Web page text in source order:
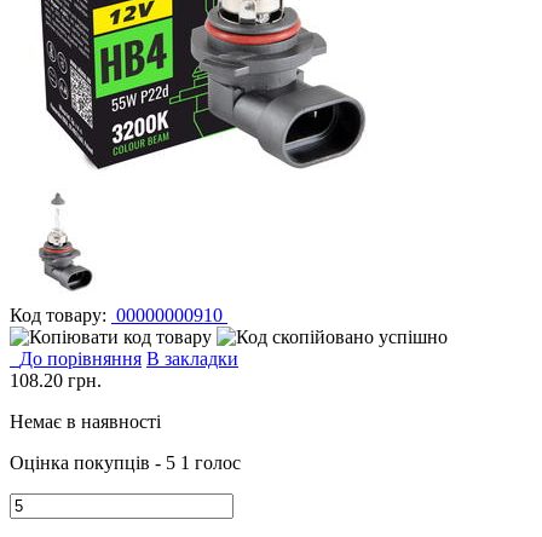
Код товару: 00000000910
До порівняння В закладки
108.20 грн.
Немає в наявності
Оцінка покупців - 5 1 голос